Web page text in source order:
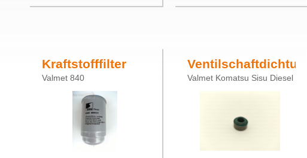
Kraftstofffilter
Sisu Diesel LRP
Valmet 840
Ventilschaftdichtung
neu
Valmet Komatsu Sisu Diesel
AGCO Power